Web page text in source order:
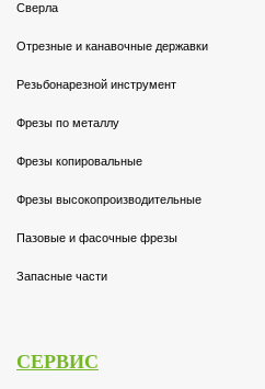
Сверла
Отрезные и канавочные державки
Резьбонарезной инструмент
Фрезы по металлу
Фрезы копировальные
Фрезы высокопроизводительные
Пазовые и фасочные фрезы
Запасные части
СЕРВИС